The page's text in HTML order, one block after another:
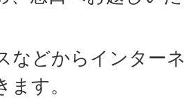
などからインター
ます。